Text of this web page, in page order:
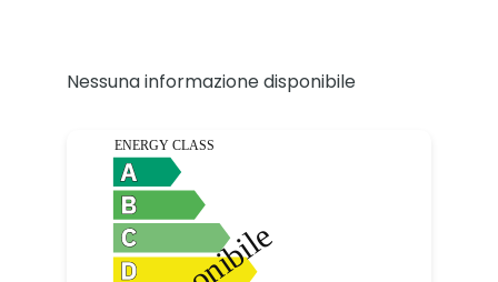
Nessuna informazione disponibile